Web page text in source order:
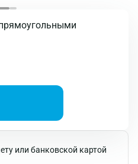
или банковской картой